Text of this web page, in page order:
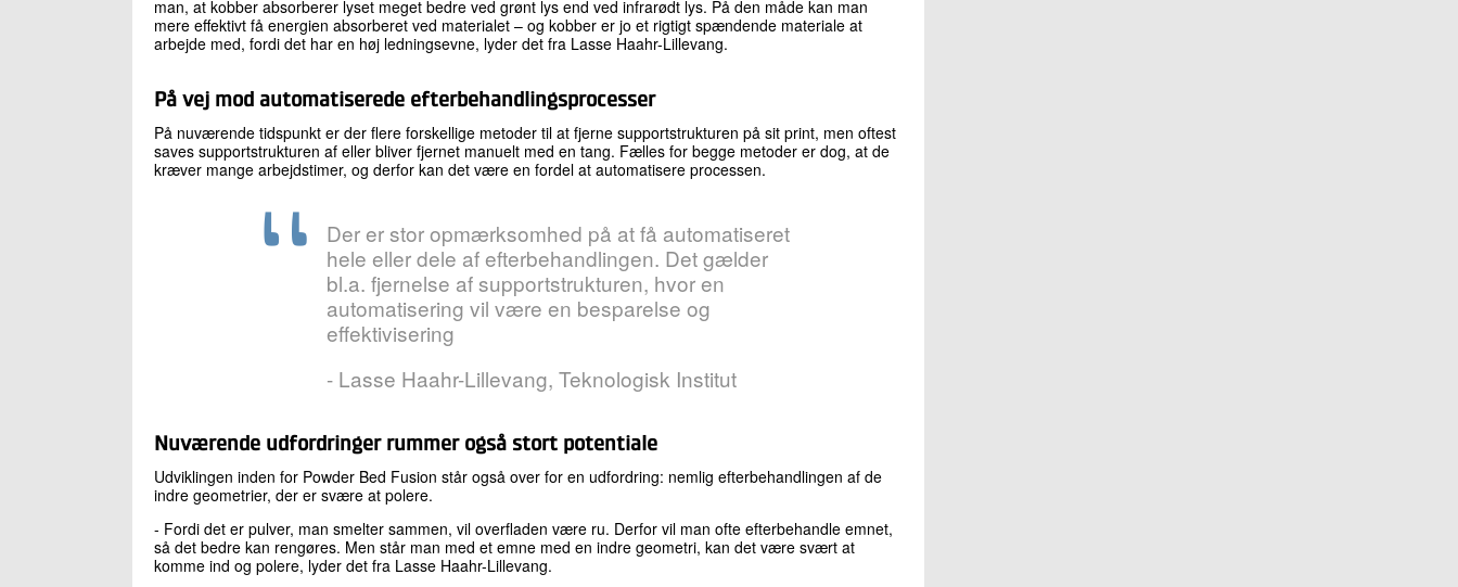
man, at kobber absorberer lyset meget bedre ved grønt lys end ved infrarødt lys. På den måde kan man
mere effektivt få energien absorberet ved materialet – og kobber er jo et rigtigt spændende materiale at
arbejde med, fordi det har en høj ledningsevne, lyder det fra Lasse Haahr-Lillevang.
På vej mod automatiserede efterbehandlingsprocesser
På nuværende tidspunkt er der flere forskellige metoder til at fjerne supportstrukturen på sit print, men oftest
saves supportstrukturen af eller bliver fjernet manuelt med en tang. Fælles for begge metoder er dog, at de
kræver mange arbejdstimer, og derfor kan det være en fordel at automatisere processen.
Der er stor opmærksomhed på at få automatiseret
hele eller dele af efterbehandlingen. Det gælder
bl.a. fjernelse af supportstrukturen, hvor en
automatisering vil være en besparelse og
effektivisering
- Lasse Haahr-Lillevang, Teknologisk Institut
Nuværende udfordringer rummer også stort potentiale
Udviklingen inden for Powder Bed Fusion står også over for en udfordring: nemlig efterbehandlingen af de
indre geometrier, der er svære at polere.
- Fordi det er pulver, man smelter sammen, vil overfladen være ru. Derfor vil man ofte efterbehandle emnet,
så det bedre kan rengøres. Men står man med et emne med en indre geometri, kan det være svært at
komme ind og polere, lyder det fra Lasse Haahr-Lillevang.